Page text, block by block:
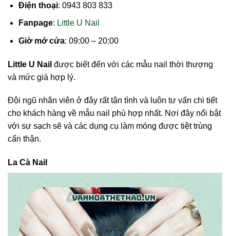
Điện thoại: 0943 803 833
Fanpage: Little U Nail
Giờ mở cửa: 09:00 – 20:00
Little U Nail được biết đến với các mẫu nail thời thượng
và mức giá hợp lý.
Đội ngũ nhân viên ở đây rất tận tình và luôn tư vấn chi tiết
cho khách hàng về mẫu nail phù hợp nhất. Nơi đây nổi bật
với sự sạch sẽ và các dụng cụ làm móng được tiệt trùng
cẩn thận.
La Cà Nail